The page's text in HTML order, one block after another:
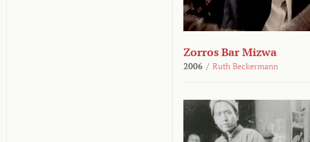
Zorros Bar Mizwa
2006 / Ruth Beckermann